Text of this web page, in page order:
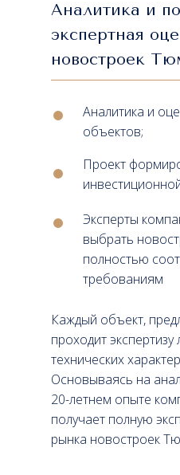
Аналитика и
экспертная
новостроек
Аналитика и
объектов;
Каждый объект,
проходит экспертизу
технических
Основываясь на
20-летнем опыте
получает полную
рынка новостроек
Проект
Эксперты
выбрать
полностью
требованиям